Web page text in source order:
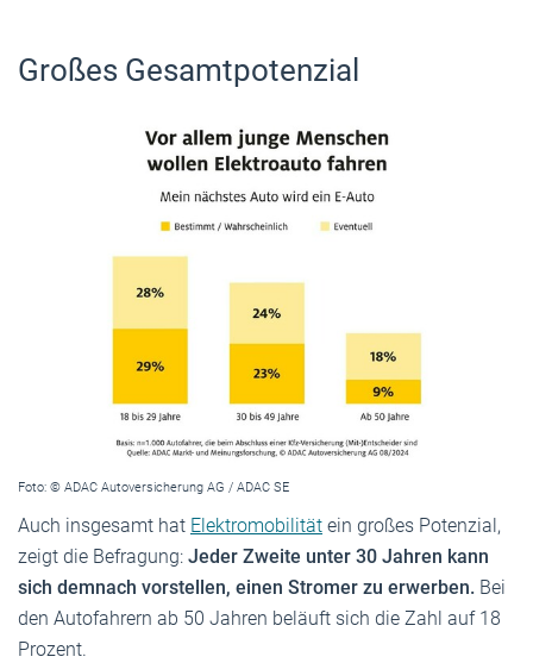
Großes Gesamtpotenzial
Foto: © ADAC Autoversicherung AG / ADAC SE
Auch insgesamt hat Elektromobilität ein großes Potenzial,
zeigt die Befragung: Jeder Zweite unter 30 Jahren kann
sich demnach vorstellen, einen Stromer zu erwerben. Bei
den Autofahrern ab 50 Jahren beläuft sich die Zahl auf 18
Prozent.